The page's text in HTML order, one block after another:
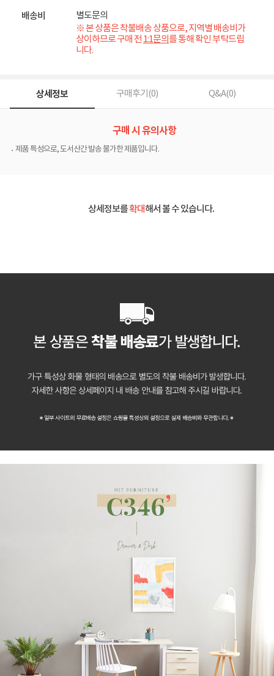
배송비
별도문의
※ 본 상품은 착불배송 상품으로, 지역별 배송비가
상이하므로 구매 전 1:1문의를 통해 확인 부탁드립
니다.
상세정보 구매후기(0) Q&A(0)
구매 시 유의사항
제품 특성으로, 도서산간 발송 불가한 제품입니다.
상세정보를확대해서 볼 수 있습니다.